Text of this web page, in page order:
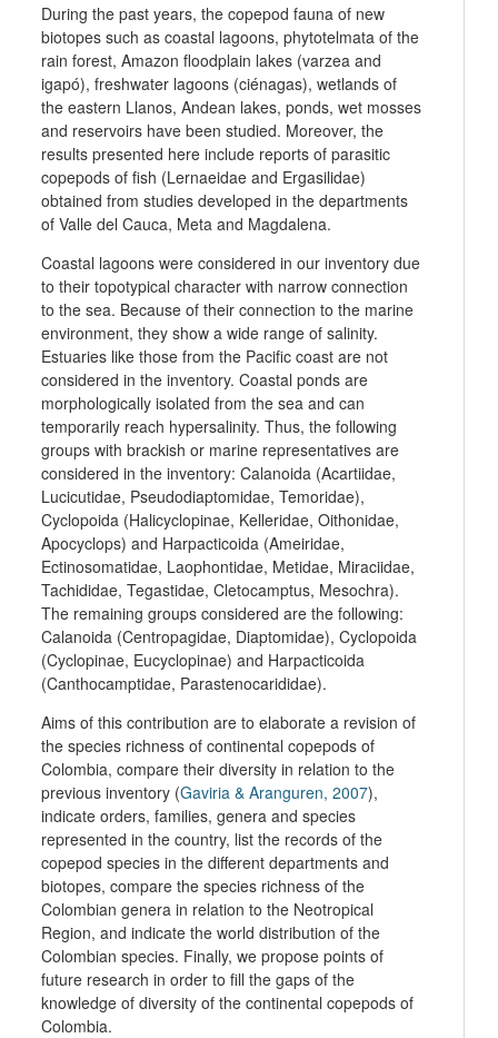
During the past years, the copepod fauna of new
biotopes such as coastal lagoons, phytotelmata of the
rain forest, Amazon floodplain lakes (varzea and
igapó), freshwater lagoons (ciénagas), wetlands of
the eastern Llanos, Andean lakes, ponds, wet mosses
and reservoirs have been studied. Moreover, the
results presented here include reports of parasitic
copepods of fish (Lernaeidae and Ergasilidae)
obtained from studies developed in the departments
of Valle del Cauca, Meta and Magdalena.
Coastal lagoons were considered in our inventory due
to their topotypical character with narrow connection
to the sea. Because of their connection to the marine
environment, they show a wide range of salinity.
Estuaries like those from the Pacific coast are not
considered in the inventory. Coastal ponds are
morphologically isolated from the sea and can
temporarily reach hypersalinity. Thus, the following
groups with brackish or marine representatives are
considered in the inventory: Calanoida (Acartiidae,
Lucicutidae, Pseudodiaptomidae, Temoridae),
Cyclopoida (Halicyclopinae, Kelleridae, Oithonidae,
Apocyclops) and Harpacticoida (Ameiridae,
Ectinosomatidae, Laophontidae, Metidae, Miraciidae,
Tachididae, Tegastidae, Cletocamptus, Mesochra).
The remaining groups considered are the following:
Calanoida (Centropagidae, Diaptomidae), Cyclopoida
(Cyclopinae, Eucyclopinae) and Harpacticoida
(Canthocamptidae, Parastenocarididae).
Aims of this contribution are to elaborate a revision of
the species richness of continental copepods of
Colombia, compare their diversity in relation to the
previous inventory (Gaviria & Aranguren, 2007),
indicate orders, families, genera and species
represented in the country, list the records of the
copepod species in the different departments and
biotopes, compare the species richness of the
Colombian genera in relation to the Neotropical
Region, and indicate the world distribution of the
Colombian species. Finally, we propose points of
future research in order to fill the gaps of the
knowledge of diversity of the continental copepods of
Colombia.